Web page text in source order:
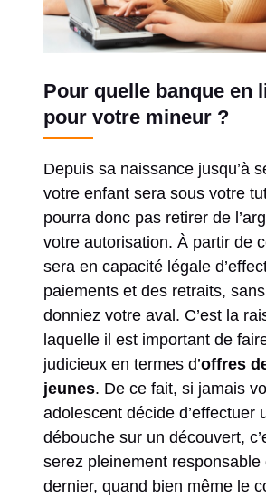
Pour quelle banque en
pour votre mineur ?
Depuis sa naissance jusqu’à
votre enfant sera sous votre
pourra donc pas retirer de
votre autorisation. À partir de
sera en capacité légale
paiements et des retraits,
donniez votre aval. C’est la
laquelle il est important de
judicieux en termes d’offres
jeunes. De ce fait, si jamais
adolescent décide d’effectuer
débouche sur un découvert,
serez pleinement responsable
dernier, quand bien même le